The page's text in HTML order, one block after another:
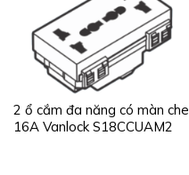
2 ổ cắm đa năng có màn che
16A Vanlock S18CCUAM2